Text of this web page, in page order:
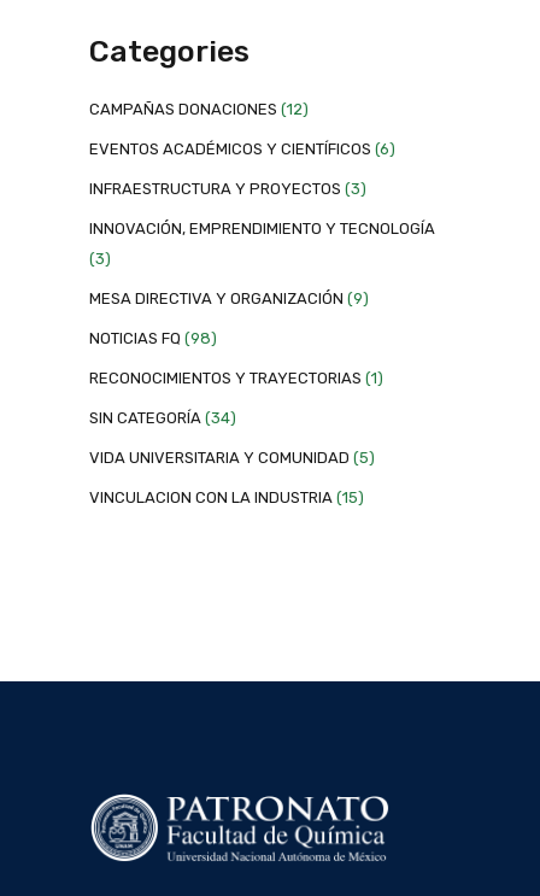
Categories
CAMPAÑAS DONACIONES (12)
EVENTOS ACADÉMICOS Y CIENTÍFICOS (6)
INFRAESTRUCTURA Y PROYECTOS (3)
INNOVACIÓN, EMPRENDIMIENTO Y TECNOLOGÍA
(3)
MESA DIRECTIVA Y ORGANIZACIÓN (9)
NOTICIAS FQ (98)
RECONOCIMIENTOS Y TRAYECTORIAS (1)
SIN CATEGORÍA (34)
VIDA UNIVERSITARIA Y COMUNIDAD (5)
VINCULACION CON LA INDUSTRIA (15)